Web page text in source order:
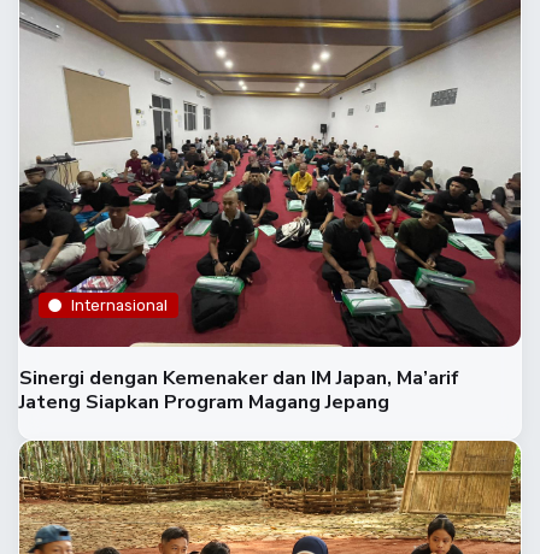
Internasional
Sinergi dengan Kemenaker dan IM Japan, Ma’arif
Jateng Siapkan Program Magang Jepang